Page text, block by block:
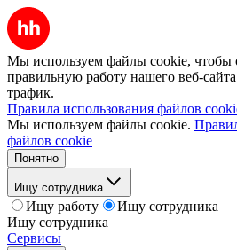
Мы используем файлы cookie, чтобы
правильную работу нашего веб-
трафик.
Правила использования файлов
Мы используем файлы cookie.
файлов cookie
Понятно
Ищу сотрудника
Ищу работу
Ищу сотрудника
Ищу сотрудника
Сервисы